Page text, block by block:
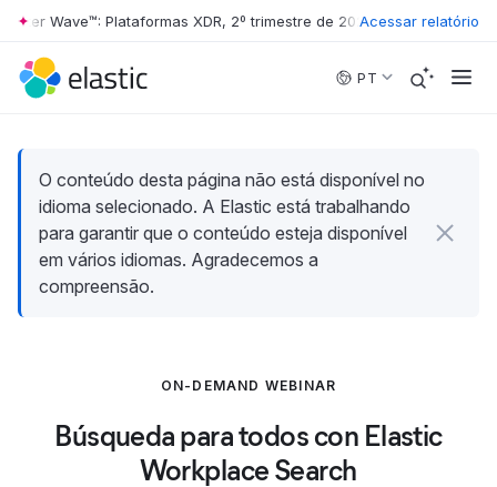
Skip to main content
Wave™: Plataformas XDR, 2º trimestre de 2026 • The Forrester
Acessar relatório
PT
O conteúdo desta página não está disponível no
idioma selecionado. A Elastic está trabalhando
para garantir que o conteúdo esteja disponível
em vários idiomas. Agradecemos a
compreensão.
ON-DEMAND WEBINAR
Búsqueda para todos con Elastic
Workplace Search